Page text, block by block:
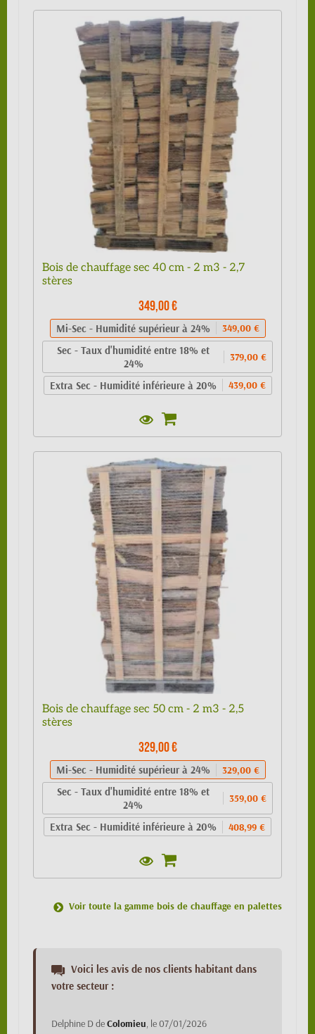
Bois de chauffage sec 40 cm - 2 m3 - 2,7
stères
349,00 €
Mi-Sec - Humidité supérieur à 24% 349,00 €
Sec - Taux d'humidité entre 18% et
24%
379,00 €
Extra Sec - Humidité inférieure à 20% 439,00 €
Bois de chauffage sec 50 cm - 2 m3 - 2,5
stères
329,00 €
Mi-Sec - Humidité supérieur à 24% 329,00 €
Sec - Taux d'humidité entre 18% et
24%
359,00 €
Extra Sec - Humidité inférieure à 20% 408,99 €
Voir toute la gamme bois de chauffage en palettes
Voici les avis de nos clients habitant dans
votre secteur :
Delphine DdeColomieu, le07/01/2026